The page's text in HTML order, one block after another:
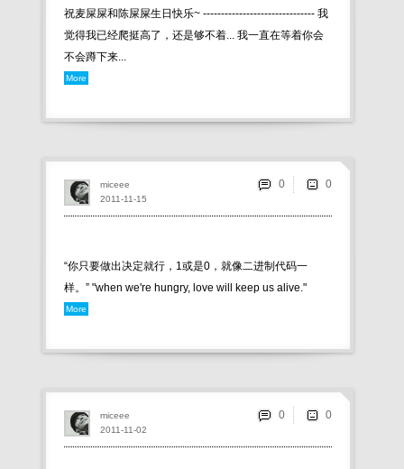
祝麦屎屎和陈屎屎生日快乐~ ------------------------------- 我
觉得我已经爬挺高了，还是够不着... 我一直在等着你会
不会蹲下来...
More
“你只要做出决定就行，1或是0，就像二进制代码一
样。” "when we're hungry, love will keep us alive."
More
2011-11-15
miceee 0
2011-11-02
miceee 0